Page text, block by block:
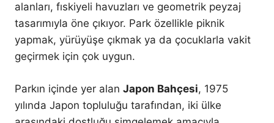
alanları, fıskiyeli havuzları ve geometrik peyzaj
tasarımıyla öne çıkıyor. Park özellikle piknik
yapmak, yürüyüşe çıkmak ya da çocuklarla vakit
geçirmek için çok uygun.
Parkın içinde yer alan Japon Bahçesi, 1975
yılında Japon topluluğu tarafından, iki ülke